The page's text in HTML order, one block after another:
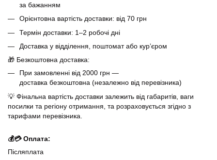
за бажанням
Орієнтовна вартість доставки: від 70 грн
Термін доставки: 1–2 робочі дні
Доставка у відділення, поштомат або кур’єром
🎁 Безкоштовна доставка:
При замовленні від 2000 грн —
доставка безкоштовна (незалежно від перевізника)
💡 Фінальна вартість доставки залежить від габаритів, ваги
посилки та регіону отримання, та розраховується згідно з
тарифами перевізника.
💰💳 Оплата:
Післяплата